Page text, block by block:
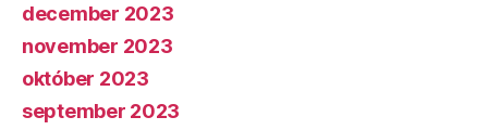
december 2023
november 2023
október 2023
september 2023